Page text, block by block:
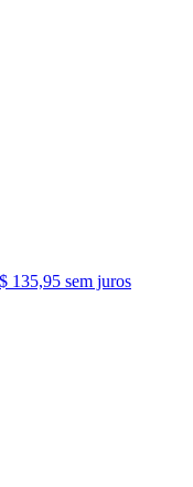
135,95 sem juros